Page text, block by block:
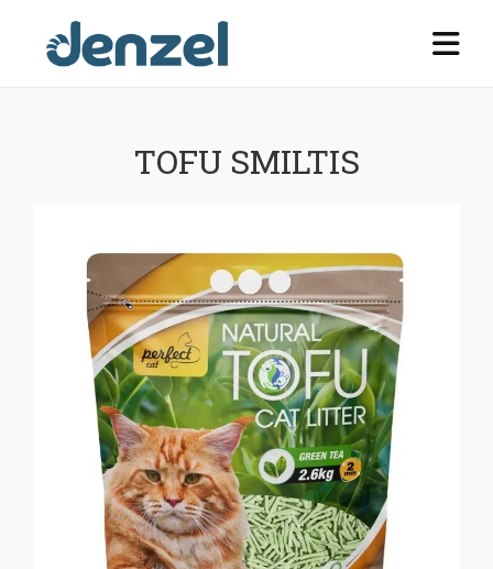
TOFU SMILTIS